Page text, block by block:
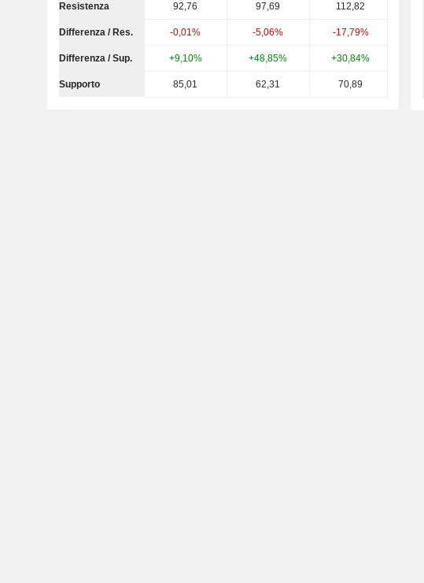
Resistenza 92,76 97,69 112,82
Differenza / Res. -0,01% -5,06% -17,79%
Differenza / Sup. +9,10% +48,85% +30,84%
Supporto 85,01 62,31 70,89